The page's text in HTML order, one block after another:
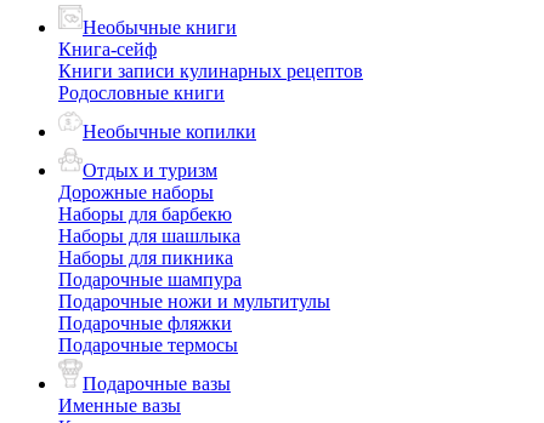
Необычные книги
Книга-сейф
Книги записи кулинарных рецептов
Родословные книги
Необычные копилки
Отдых и туризм
Дорожные наборы
Наборы для барбекю
Наборы для шашлыка
Наборы для пикника
Подарочные шампура
Подарочные ножи и мультитулы
Подарочные фляжки
Подарочные термосы
Подарочные вазы
Именные вазы